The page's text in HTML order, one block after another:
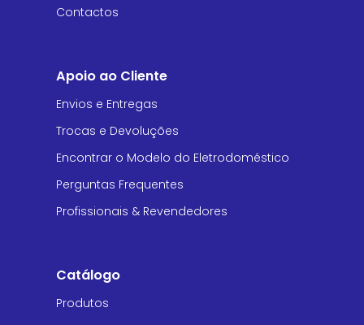
Contactos
Apoio ao Cliente
Envios e Entregas
Trocas e Devoluções
Encontrar o Modelo do Eletrodoméstico
Perguntas Frequentes
Profissionais & Revendedores
Catálogo
Produtos